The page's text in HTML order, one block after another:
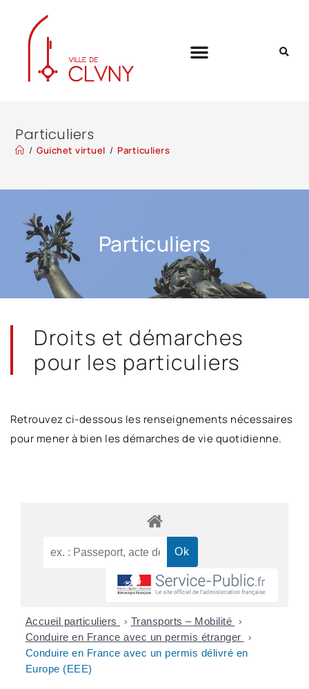
Particuliers
/ Guichet virtuel / Particuliers
Particuliers
Droits et démarches
pour les particuliers
Retrouvez ci-dessous les renseignements nécessaires
pour mener à bien les démarches de vie quotidienne.
Accueil particuliers > Transports – Mobilité >
Conduire en France avec un permis étranger >
Conduire en France avec un permis délivré en
Europe (EEE)